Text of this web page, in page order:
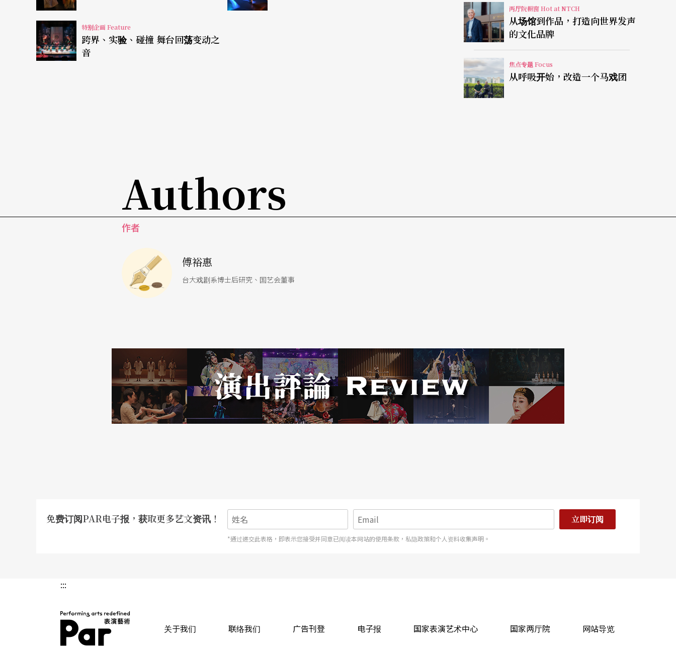
茱莉亚学院戏剧系主任之一的玛莎．诺曼（Marsha Norman，曾写作《晚安！母亲》等剧）曾为
文（《美国剧场》杂志十一月号）呼吁改善女性剧作家的地位，并为男性剧作家作品高达八成的
演出制作比例，而感到不平。台湾剧场界不是全然没有「性别歧视」的嫌疑；而是在这样扭曲不
全的环境条件下，女性创作者似乎更能「委曲求全」──求的竟是不断推出原创文本，而且求新
金枝演社的游蕙芬即使矜持「本分」（我是指母亲与妻子的角色），仍能为剧团打好十几出剧作
的基础，走出特有的土地风情；标榜以语言为创作主体的周曼农，则是陆续以原创文字为莎妹剧
团导演BABOO雕琢情感浓烈的视觉结构。
同时，我们也不能忽略无独有偶剧团工作室与飞人集社如何以物件、偶剧和非传统题材，企图在
现代剧场为偶剧表演争取更具主体性的空间。
一则《狐仙故事》；而除了文本修编的任务，沈惠如也直接参与了昆曲小剧场（二分之一Q剧
就算看戏看得「莫名其妙」，在时间与历史的诠释里，真的是「万中无一」般值得！
顺利「交棒」或是有更上层楼的突破与创新。
眼下台湾戏剧产业尚未成熟，没有「强而有力」的独立制作人能募资觅才，当然也很难刺激环境
可期的产值潜力，这也是台湾少见能与西方翻译剧本抗衡的剧创能量之一。
音乐、歌舞剧的当红（这是堪与剧场创作中性别议题炒作并列流行的热门指标），或许可以视为
特别企画 Feature
跨界、实验、碰撞 舞台回荡变动之
音
两厅院橱窗 Hot at NTCH
从场馆到作品，打造向世界发声
的文化品牌
焦点专题 Focus
从呼吸开始，改造一个马戏团
Authors
作者
傅裕惠
台大戏剧系博士后研究、国艺会董事
免费订阅PAR电子报，获取更多艺文资讯！ 立即订阅
*通过递交此表格，即表示您接受并同意已阅读本网站的使用条款，私隐政策和个人资料收集声明。
:::
关于我们 联络我们 广告刊登 电子报 国家表演艺术中心 国家两厅院 网站导览